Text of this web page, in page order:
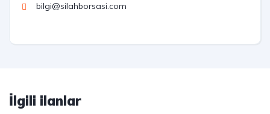
bilgi@silahborsasi.com
İlgili ilanlar